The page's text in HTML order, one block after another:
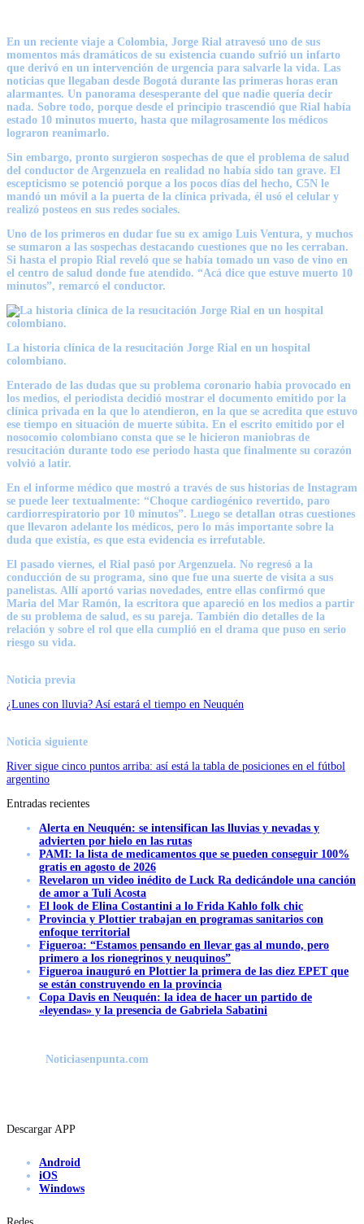
En un reciente viaje a Colombia, Jorge Rial atravesó uno de sus
momentos más dramáticos de su existencia cuando sufrió un infarto
que derivó en un intervención de urgencia para salvarle la vida. Las
noticias que llegaban desde Bogotá durante las primeras horas eran
alarmantes. Un panorama desesperante del que nadie quería decir
nada. Sobre todo, porque desde el principio trascendió que Rial había
estado 10 minutos muerto, hasta que milagrosamente los médicos
lograron reanimarlo.
Sin embargo, pronto surgieron sospechas de que el problema de salud
del conductor de Argenzuela en realidad no había sido tan grave. El
escepticismo se potenció porque a los pocos días del hecho, C5N le
mandó un móvil a la puerta de la clínica privada, él usó el celular y
realizó posteos en sus redes sociales.
Uno de los primeros en dudar fue su ex amigo Luis Ventura, y muchos
se sumaron a las sospechas destacando cuestiones que no les cerraban.
Si hasta el propio Rial reveló que se había tomado un vaso de vino en
el centro de salud donde fue atendido. “Acá dice que estuve muerto 10
minutos”, remarcó el conductor.
La historia clínica de la resucitación Jorge Rial en un hospital
colombiano.
Enterado de las dudas que su problema coronario había provocado en
los medios, el periodista decidió mostrar el documento emitido por la
clínica privada en la que lo atendieron, en la que se acredita que estuvo
ese tiempo en situación de muerte súbita. En el escrito emitido por el
nosocomio colombiano consta que se le hicieron maniobras de
resucitación durante todo ese periodo hasta que finalmente su corazón
volvió a latir.
En el informe médico que mostró a través de sus historias de Instagram
se puede leer textualmente: “Choque cardiogénico revertido, paro
cardiorrespiratorio por 10 minutos”. Luego se detallan otras cuestiones
que llevaron adelante los médicos, pero lo más importante sobre la
duda que existía, es que esta evidencia es irrefutable.
El pasado viernes, el Rial pasó por Argenzuela. No regresó a la
conducción de su programa, sino que fue una suerte de visita a sus
panelistas. Allí aportó varias novedades, entre ellas confirmó que
Maria del Mar Ramón, la escritora que apareció en los medios a partir
de su problema de salud, es su pareja. También dio detalles de la
relación y sobre el rol que ella cumplió en el drama que puso en serio
riesgo su vida.
Noticia previa
¿Lunes con lluvia? Así estará el tiempo en Neuquén
Noticia siguiente
River sigue cinco puntos arriba: así está la tabla de posiciones en el fútbol
argentino
Entradas recientes
Alerta en Neuquén: se intensifican las lluvias y nevadas y
advierten por hielo en las rutas
PAMI: la lista de medicamentos que se pueden conseguir 100%
gratis en agosto de 2026
Revelaron un video inédito de Luck Ra dedicándole una canción
de amor a Tuli Acosta
El look de Elina Costantini a lo Frida Kahlo folk chic
Provincia y Plottier trabajan en programas sanitarios con
enfoque territorial
Figueroa: “Estamos pensando en llevar gas al mundo, pero
primero a los rionegrinos y neuquinos”
Figueroa inauguró en Plottier la primera de las diez EPET que
se están construyendo en la provincia
Copa Davis en Neuquén: la idea de hacer un partido de
«leyendas» y la presencia de Gabriela Sabatini
Noticiasenpunta.com
Descargar APP
Android
iOS
Windows